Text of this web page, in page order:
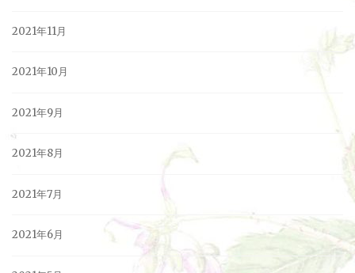
2021年11月
2021年10月
2021年9月
2021年8月
2021年7月
2021年6月